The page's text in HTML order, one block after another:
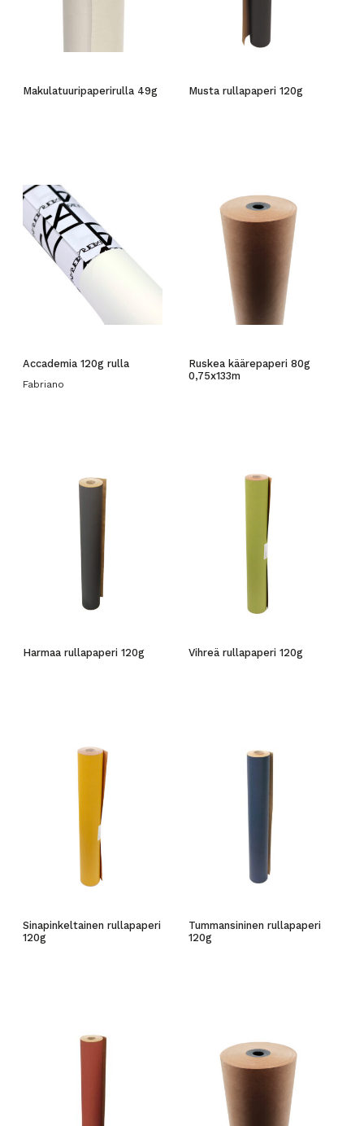
Makulatuuripaperirulla 49g Musta rullapaperi 120g
Accademia 120g rulla
Fabriano
Ruskea käärepaperi 80g
0,75x133m
Harmaa rullapaperi 120g Vihreä rullapaperi 120g
Sinapinkeltainen rullapaperi
120g
Tummansininen rullapaperi
120g